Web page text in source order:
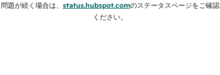
問題が続く場合は、 status.hubspot.comのステータスページをご確認
ください。